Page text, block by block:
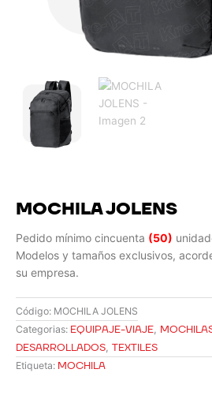
MOCHILA JOLENS
Pedido mínimo cincuenta (50)
Modelos y tamaños exclusivos,
su empresa.
Código: MOCHILA JOLENS
Categorias: EQUIPAJE-VIAJE,
DESARROLLADOS, TEXTILES
Etiqueta: MOCHILA